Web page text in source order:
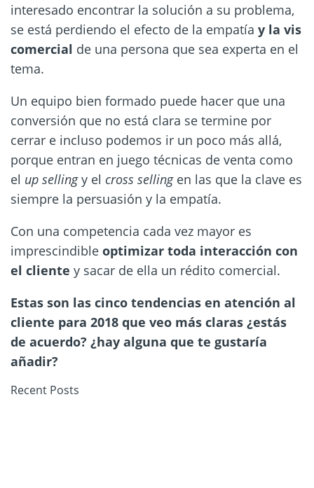
interesado encontrar la solución a su problema,
se está perdiendo el efecto de la empatía y la vis
comercial de una persona que sea experta en el
tema.
Un equipo bien formado puede hacer que una
conversión que no está clara se termine por
cerrar e incluso podemos ir un poco más allá,
porque entran en juego técnicas de venta como
el up sellingy el cross sellingen las que la clave es
siempre la persuasión y la empatía.
Con una competencia cada vez mayor es
imprescindible optimizar toda interacción con
el cliente y sacar de ella un rédito comercial.
Estas son las cinco tendencias en atención al
cliente para 2018 que veo más claras ¿estás
de acuerdo? ¿hay alguna que te gustaría
añadir?
Recent Posts